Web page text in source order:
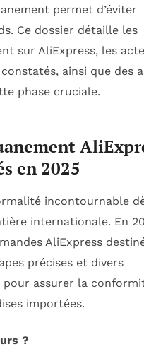
permet d’éviter
Ce dossier détaille les
sur AliExpress, les
ainsi que des
phase cruciale.
en 2025
incontournable
internationale. En
AliExpress
précises et divers
assurer la
importées.
?